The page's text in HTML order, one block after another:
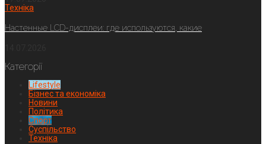
Техніка
Настенные LCD-дисплеи: где используются, какие
Категорії
Lifestyle
Бізнес та економіка
Новини
Політика
Спорт
Суспільство
Техніка